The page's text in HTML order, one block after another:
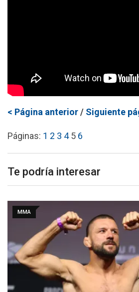
< Página anterior/ Siguiente
Páginas: 1 2 3 4 5 6
Te podría interesar
MMA